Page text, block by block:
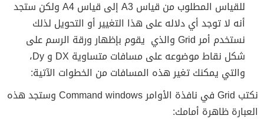
للقياس المطلوب من قياس A3 إلى قياس A4 ولكن ستجد
أنه لا توجد أي دلاله على هذا التغيير أو التحويل لذلك
نستخدم أمر Grid والذي يقوم بإظهار ورقة الرسم على
شكل نقاط موضوعه على مسافات متساوية DX و Dy،
والتي يمكنك تغير هذه المسافات من الخطوات الآتية:
نكتب Grid في نافذة الأوامر Command windows وستجد هذه
العبارة ظاهرة أمامك: